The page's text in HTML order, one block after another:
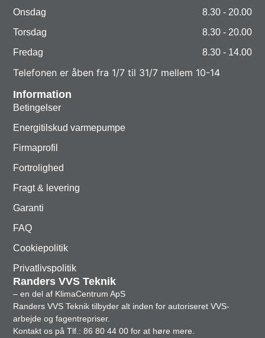
Onsdag
8.30 - 20.00
Torsdag
8.30 - 20.00
Fredag
8.30 - 14.00
Telefonen er åben fra 1/7 til 31/7 mellem 10-14
Information
Betingelser
Energitilskud varmepumpe
Firmaprofil
Fortrolighed
Fragt & levering
Garanti
FAQ
Cookiepolitik
Privatlivspolitik
Randers VVS Teknik
– en del af KlimaCentrum ApS
Randers VVS Teknik tilbyder alt inden for autoriseret VVS-
arbejde og fagentrepriser.
Kontakt os påTlf.: 86 80 44 00 for at høre mere.